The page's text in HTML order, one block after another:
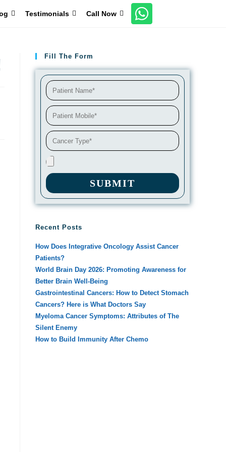
Testimonials Call Now
Fill The Form
SUBMIT
Recent Posts
How Does Integrative Oncology Assist Cancer
Patients?
World Brain Day 2026: Promoting Awareness for
Better Brain Well-Being
Gastrointestinal Cancers: How to Detect Stomach
Cancers? Here is What Doctors Say
Myeloma Cancer Symptoms: Attributes of The
Silent Enemy
How to Build Immunity After Chemo